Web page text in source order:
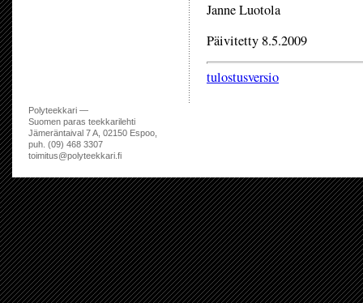
Janne Luotola
Päivitetty 8.5.2009
tulostusversio
Polyteekkari —
Suomen paras teekkarilehti
Jämeräntaival 7 A, 02150 Espoo,
puh. (09) 468 3307
toimitus@polyteekkari.fi